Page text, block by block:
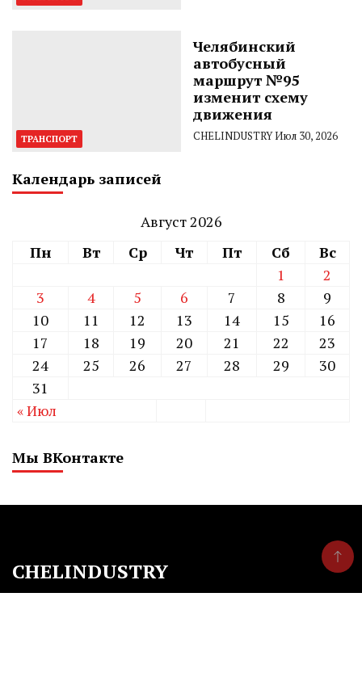
ТРАНСПОРТ
Челябинский
автобусный
маршрут №95
изменит схему
движения
CHELINDUSTRYИюл 30, 2026
Календарь записей
Август 2026
Пн
Вт Ср Чт Пт Сб
Вс
1
2
3
4 5 6 7 8
9
10
11 12 13 14 15
16
17
18 19 20 21 22
23
24
25 26 27 28 29
30
31
« Июл
Мы ВКонтакте
CHELINDUSTRY